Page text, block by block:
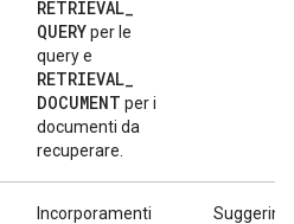
RETRIEVAL_
QUERYper le
query e
RETRIEVAL_
DOCUMENT per i
documenti da
recuperare.
Incorporamenti